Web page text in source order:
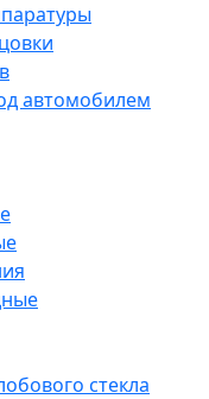
автомобилем
стекла